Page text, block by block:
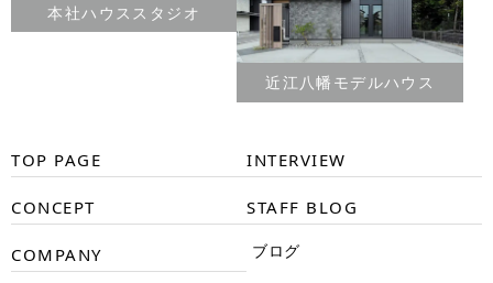
本社ハウススタジオ
近江八幡モデルハウス
TOP PAGE
CONCEPT
COMPANY
INTERVIEW
STAFF BLOG
ブログ